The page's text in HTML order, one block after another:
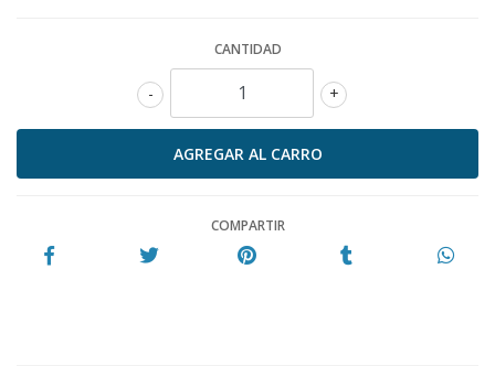
CANTIDAD
+
-
COMPARTIR